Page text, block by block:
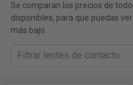
Se comparan los precios de
disponibles, para que puedas
más bajo.